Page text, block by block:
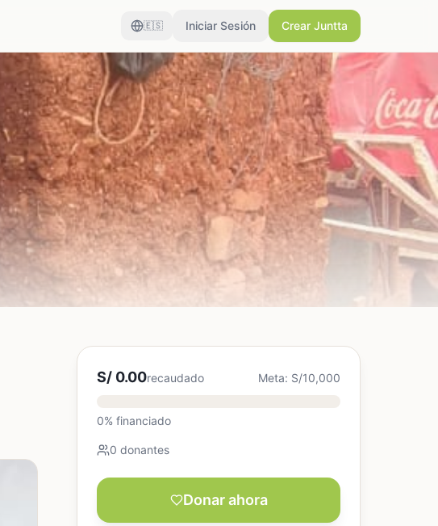
🇪🇸 Iniciar Sesión Crear Juntta
S/ 0.00recaudado Meta: S/10,000
0% financiado
0 donantes
Donar ahora